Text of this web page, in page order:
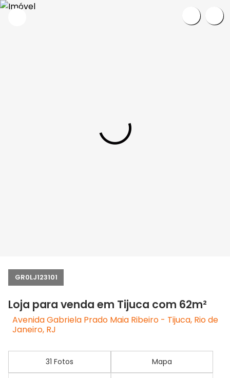
GR0LJ123101
Loja para venda em Tijuca com 62m²
Avenida Gabriela Prado Maia Ribeiro - Tijuca, Rio de
Janeiro, RJ
31 Fotos Mapa